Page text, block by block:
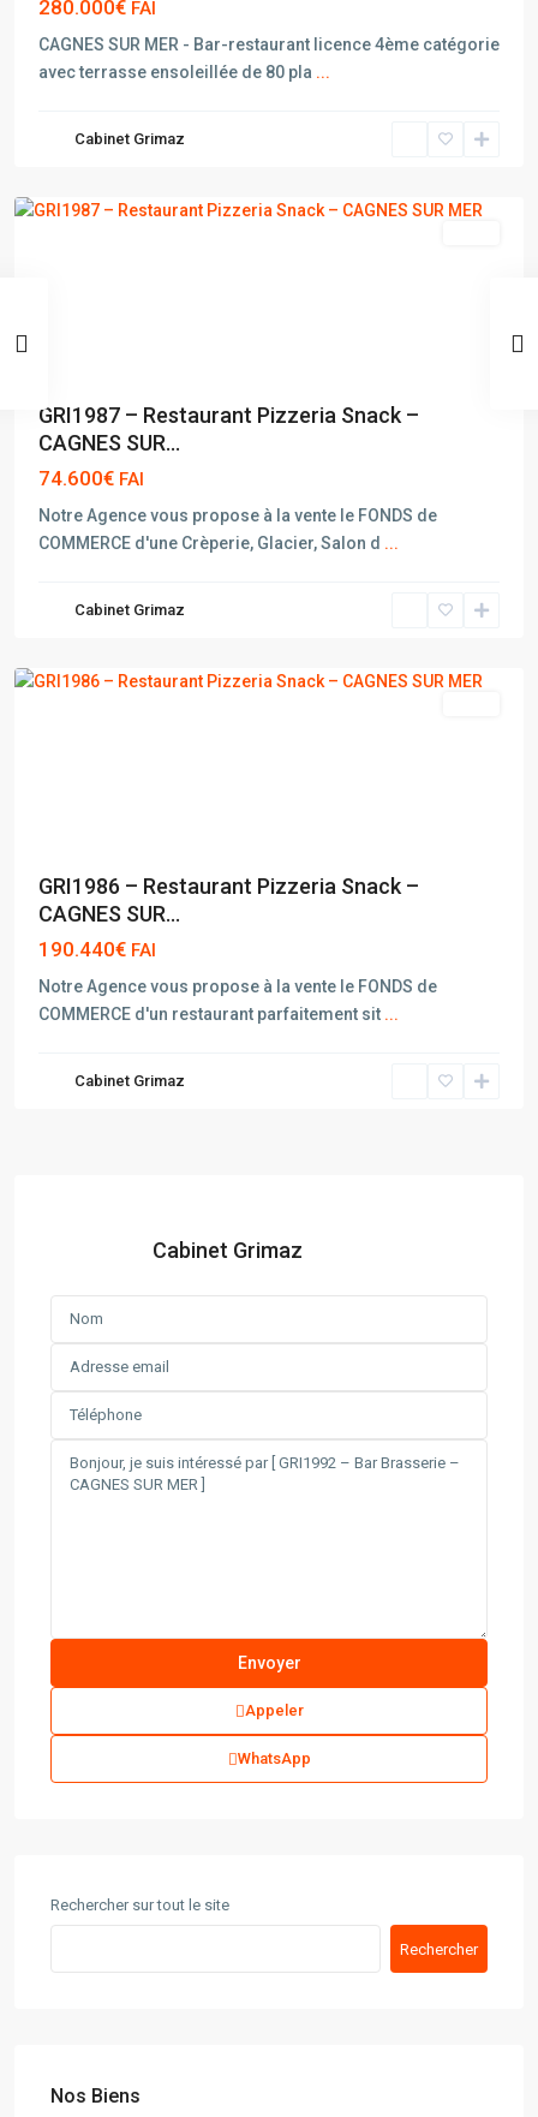
280.000€ FAI
CAGNES SUR MER - Bar-restaurant licence 4ème catégorie
avec terrasse ensoleillée de 80 pla ...
Cabinet Grimaz
GRI1987 – Restaurant Pizzeria Snack –
CAGNES SUR...
74.600€ FAI
Notre Agence vous propose à la vente le FONDS de
COMMERCE d'une Crèperie, Glacier, Salon d ...
Cabinet Grimaz
GRI1986 – Restaurant Pizzeria Snack –
CAGNES SUR...
190.440€ FAI
Notre Agence vous propose à la vente le FONDS de
COMMERCE d'un restaurant parfaitement sit ...
Cabinet Grimaz
Cabinet Grimaz
Appeler
WhatsApp
Rechercher sur tout le site
Rechercher
Nos Biens